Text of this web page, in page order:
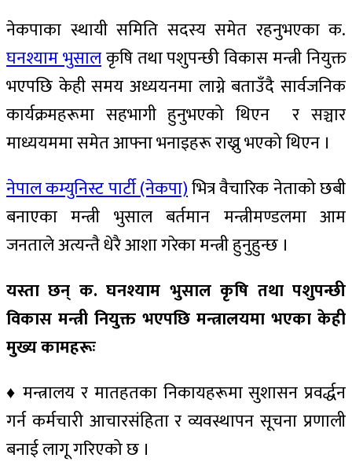
नेकपाका स्थायी समिति सदस्य समेत रहनुभएका क.
घनश्याम भुसालकृषि तथा पशुपन्छी विकास मन्त्री नियुक्त
भएपछि केही समय अध्ययनमा लाग्ने बताउँदै सार्वजनिक
कार्यक्रमहरूमा सहभागी हुनुभएको थिएन र सञ्चार
माध्ययममा समेत आफ्ना भनाइहरू राख्नु भएको थिएन ।
नेपाल कम्युनिस्ट पार्टी (नेकपा)भित्र वैचारिक नेताको छबी
बनाएका मन्त्री भुसाल बर्तमान मन्त्रीमण्डलमा आम
जनताले अत्यन्तै धेरै आशा गरेका मन्त्री हुनुहुन्छ ।
यस्ता छन् क. घनश्याम भुसाल कृषि तथा पशुपन्छी
विकास मन्त्री नियुक्त भएपछि मन्त्रालयमा भएका केही
मुख्य कामहरूः
♦ मन्त्रालय र मातहतका निकायहरूमा सुशासन प्रवर्द्धन
गर्न कर्मचारी आचारसंहिता र व्यवस्थापन सूचना प्रणाली
बनाई लागू गरिएको छ ।